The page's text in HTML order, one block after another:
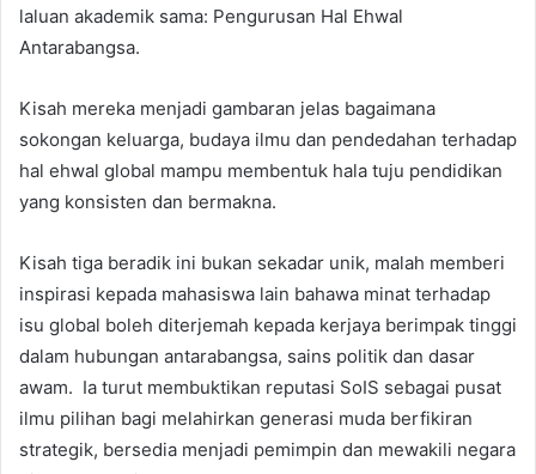
laluan akademik sama: Pengurusan Hal Ehwal
Antarabangsa.
Kisah mereka menjadi gambaran jelas bagaimana
sokongan keluarga, budaya ilmu dan pendedahan terhadap
hal ehwal global mampu membentuk hala tuju pendidikan
yang konsisten dan bermakna.
Kisah tiga beradik ini bukan sekadar unik, malah memberi
inspirasi kepada mahasiswa lain bahawa minat terhadap
isu global boleh diterjemah kepada kerjaya berimpak tinggi
dalam hubungan antarabangsa, sains politik dan dasar
awam. Ia turut membuktikan reputasi SoIS sebagai pusat
ilmu pilihan bagi melahirkan generasi muda berfikiran
strategik, bersedia menjadi pemimpin dan mewakili negara